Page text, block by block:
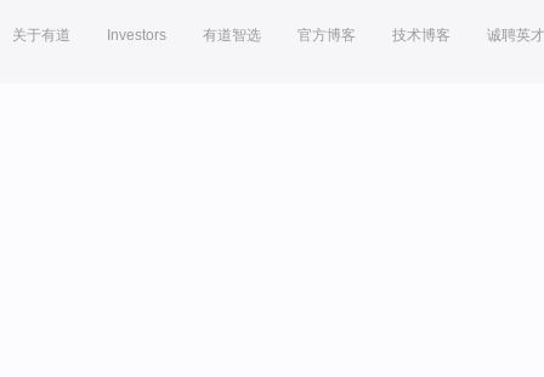
关于有道 Investors 有道智选 官方博客 技术博客 诚聘英才